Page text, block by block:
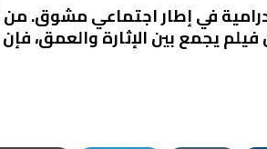
في إطار اجتماعي مشوق.
يجمع بين الإثارة والعمق،